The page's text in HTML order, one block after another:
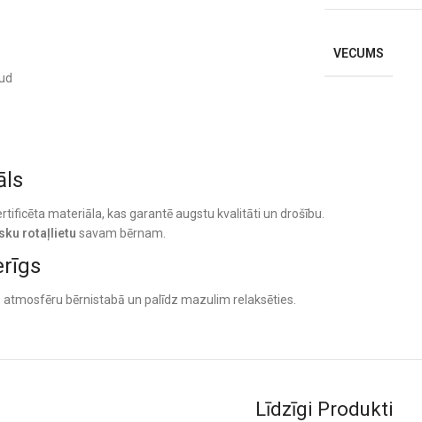
materiāla, kas garantē augstu kvalitāti un drošību.
rotaļlietu savam bērnam.
bērnistabā un palīdz mazulim relaksēties.
VECUMS
Līdzīgi Produkti